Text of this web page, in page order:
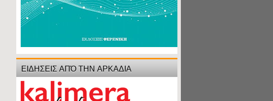
ΕΙΔΗΣΕΙΣ ΑΠΌ ΤΗΝ ΑΡΚΑΔΙΑ